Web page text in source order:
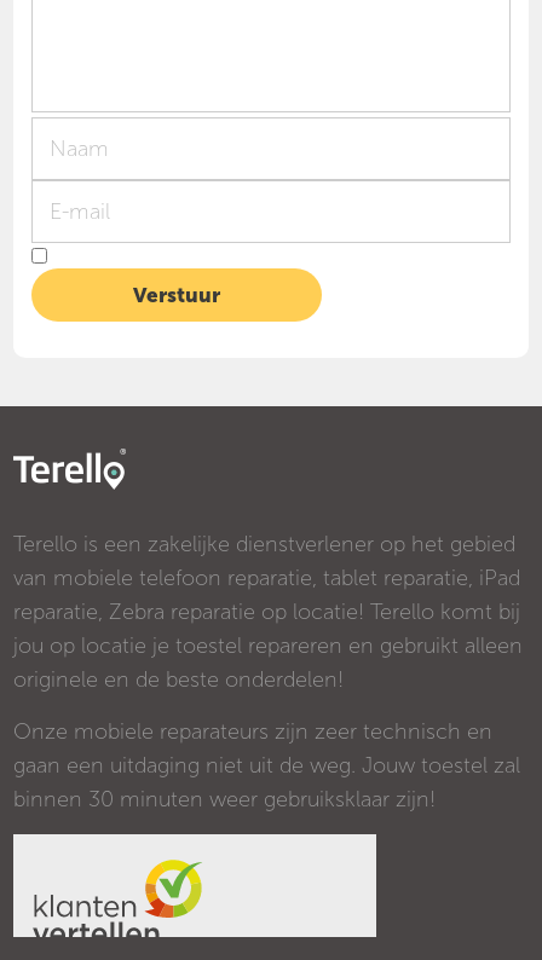
Terello is een zakelijke dienstverlener op het gebied
van mobiele telefoon reparatie, tablet reparatie, iPad
reparatie, Zebra reparatie op locatie! Terello komt bij
jou op locatie je toestel repareren en gebruikt alleen
originele en de beste onderdelen!
Onze mobiele reparateurs zijn zeer technisch en
gaan een uitdaging niet uit de weg. Jouw toestel zal
binnen 30 minuten weer gebruiksklaar zijn!